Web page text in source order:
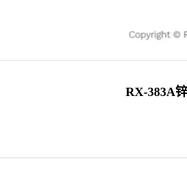
RX-383A